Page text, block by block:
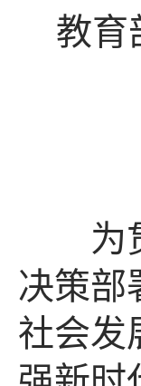
教育
为贯
决策部
社会发